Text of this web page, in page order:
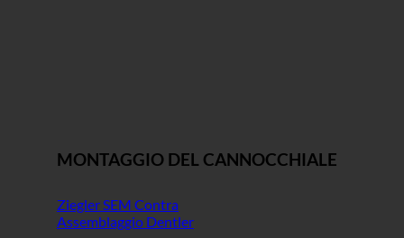
MONTAGGIO DEL CANNOCCHIALE
Ziegler SEM Contra
Assemblaggio Dentler